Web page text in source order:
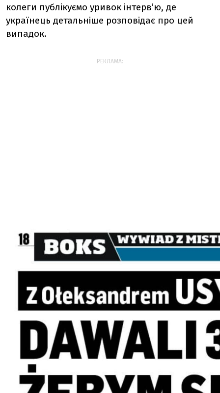
колеги публікуємо уривок інтерв’ю, де
українець детальніше розповідає про цей
випадок.
РЕКЛАМА: